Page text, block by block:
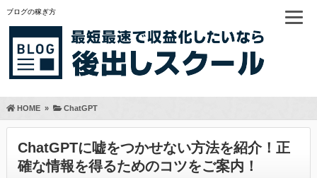
ブログの稼ぎ方
HOME» ChatGPT
ChatGPTに嘘をつかせない方法を紹介！正
確な情報を得るためのコツをご案内！